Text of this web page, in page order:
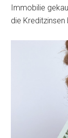
Immobilie
die Kreditzinsen